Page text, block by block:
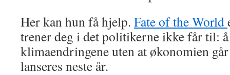
Her kan hun få hjelp. Fate of the World
trener deg i det politikerne ikke får til: å
klimaendringene uten at økonomien
lanseres neste år.